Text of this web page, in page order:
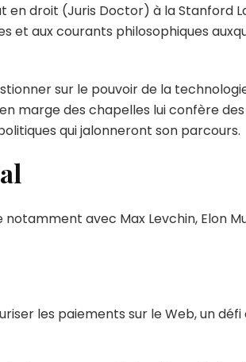
droit (Juris Doctor) à la Stanford
et aux courants philosophiques
sur le pouvoir de la
marge des chapelles lui confère
qui jalonneront son parcours.
avec Max Levchin, Elon
les paiements sur le Web, un défi